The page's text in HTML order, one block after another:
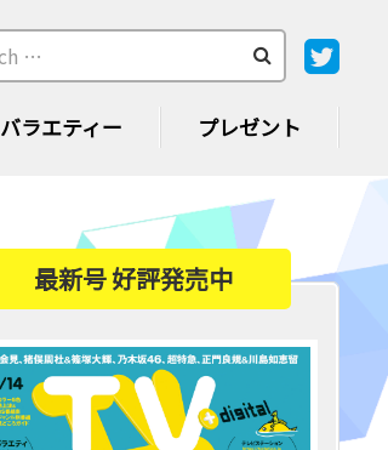
バラエティー プレゼント
最新号 好評発売中